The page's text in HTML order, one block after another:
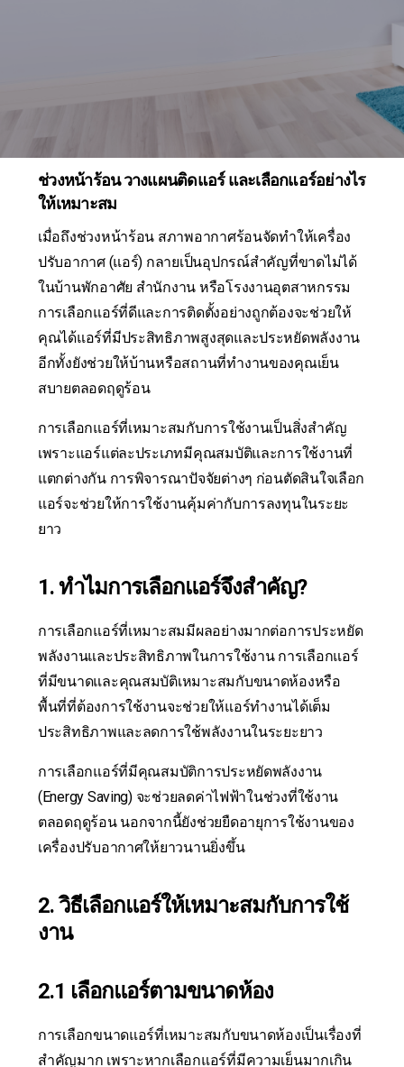
ช่วงหน้าร้อน วางแผนติดแอร์ และเลือกแอร์อย่างไร
ให้เหมาะสม
เมื่อถึงช่วงหน้าร้อน สภาพอากาศร้อนจัดทำให้เครื่อง
ปรับอากาศ (แอร์) กลายเป็นอุปกรณ์สำคัญที่ขาดไม่ได้
ในบ้านพักอาศัย สำนักงาน หรือโรงงานอุตสาหกรรม
การเลือกแอร์ที่ดีและการติดตั้งอย่างถูกต้องจะช่วยให้
คุณได้แอร์ที่มีประสิทธิภาพสูงสุดและประหยัดพลังงาน
อีกทั้งยังช่วยให้บ้านหรือสถานที่ทำงานของคุณเย็น
สบายตลอดฤดูร้อน
การเลือกแอร์ที่เหมาะสมกับการใช้งานเป็นสิ่งสำคัญ
เพราะแอร์แต่ละประเภทมีคุณสมบัติและการใช้งานที่
แตกต่างกัน การพิจารณาปัจจัยต่างๆ ก่อนตัดสินใจเลือก
แอร์จะช่วยให้การใช้งานคุ้มค่ากับการลงทุนในระยะ
ยาว
1. ทำไมการเลือกแอร์จึงสำคัญ?
การเลือกแอร์ที่เหมาะสมมีผลอย่างมากต่อการประหยัด
พลังงานและประสิทธิภาพในการใช้งาน การเลือกแอร์
ที่มีขนาดและคุณสมบัติเหมาะสมกับขนาดห้องหรือ
พื้นที่ที่ต้องการใช้งานจะช่วยให้แอร์ทำงานได้เต็ม
ประสิทธิภาพและลดการใช้พลังงานในระยะยาว
การเลือกแอร์ที่มีคุณสมบัติการประหยัดพลังงาน
(Energy Saving) จะช่วยลดค่าไฟฟ้าในช่วงที่ใช้งาน
ตลอดฤดูร้อน นอกจากนี้ยังช่วยยืดอายุการใช้งานของ
เครื่องปรับอากาศให้ยาวนานยิ่งขึ้น
2. วิธีเลือกแอร์ให้เหมาะสมกับการใช้
งาน
2.1 เลือกแอร์ตามขนาดห้อง
การเลือกขนาดแอร์ที่เหมาะสมกับขนาดห้องเป็นเรื่องที่
สำคัญมาก เพราะหากเลือกแอร์ที่มีความเย็นมากเกิน